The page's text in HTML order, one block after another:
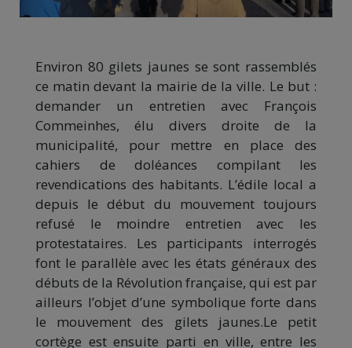
Environ 80 gilets jaunes se sont rassemblés
ce matin devant la mairie de la ville. Le but :
demander un entretien avec François
Commeinhes, élu divers droite de la
municipalité, pour mettre en place des
cahiers de doléances compilant les
revendications des habitants. L’édile local a
depuis le début du mouvement toujours
refusé le moindre entretien avec les
protestataires. Les participants interrogés
font le parallèle avec les états généraux des
débuts de la Révolution française, qui est par
ailleurs l’objet d’une symbolique forte dans
le mouvement des gilets jaunes.Le petit
cortège est ensuite parti en ville, entre les